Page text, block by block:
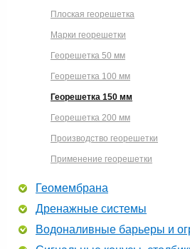
Плоская георешетка
Марки георешетки
Георешетка 50 мм
Георешетка 100 мм
Георешетка 150 мм
Георешетка 200 мм
Производство георешетки
Применение георешетки
Геомембрана
Дренажные системы
Водоналивные барьеры и